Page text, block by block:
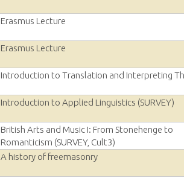
Erasmus Lecture
Erasmus Lecture
Introduction to Translation and Interpreting
Introduction to Applied Linguistics (SURVEY)
British Arts and Music I: From Stonehenge to
Romanticism (SURVEY, Cult3)
A history of freemasonry